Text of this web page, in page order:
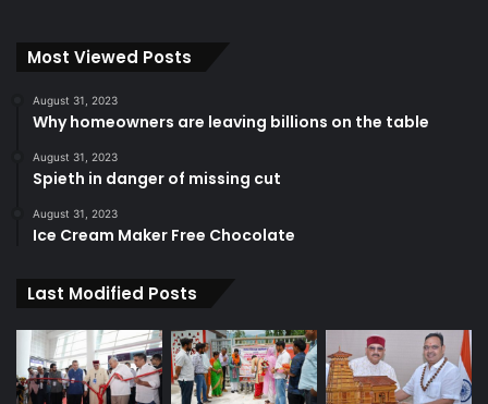
Most Viewed Posts
August 31, 2023
Why homeowners are leaving billions on the table
August 31, 2023
Spieth in danger of missing cut
August 31, 2023
Ice Cream Maker Free Chocolate
Last Modified Posts